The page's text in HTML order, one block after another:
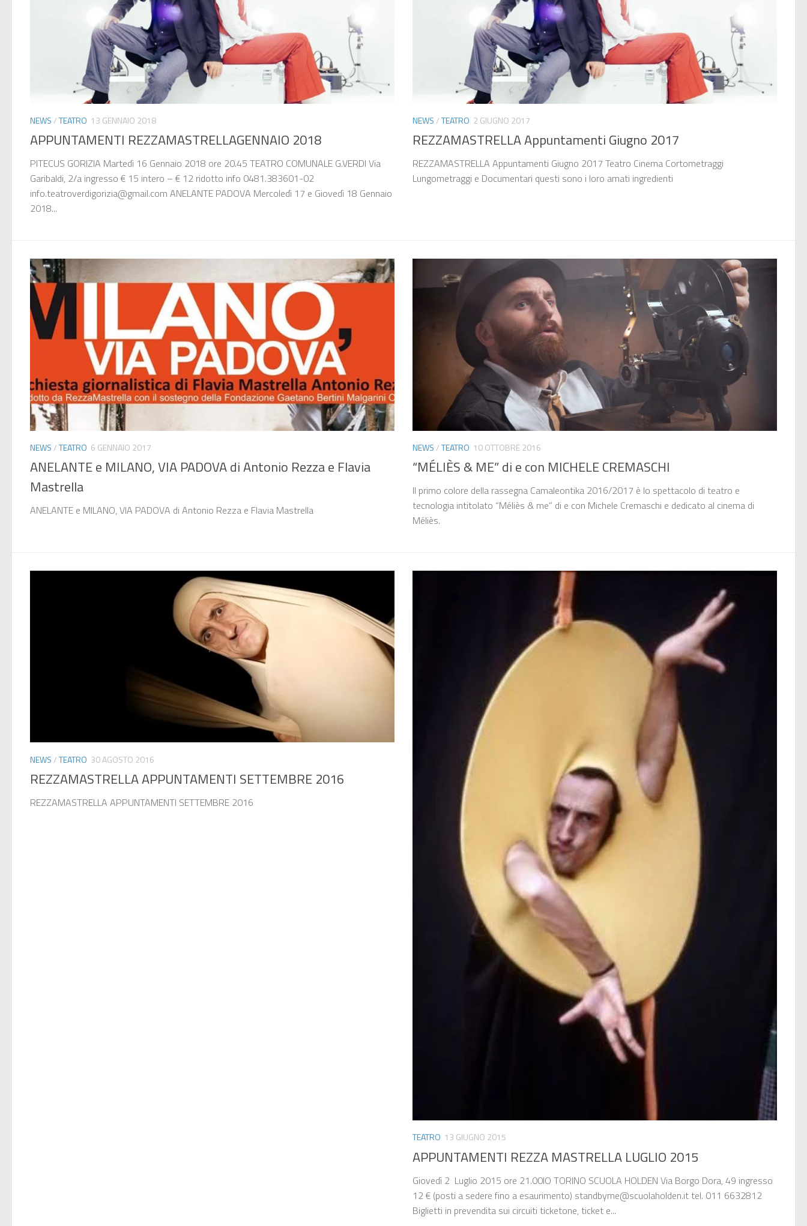
NEWS/TEATRO 13 GENNAIO 2018
APPUNTAMENTI REZZAMASTRELLAGENNAIO 2018
PITECUS GORIZIA Martedì 16 Gennaio 2018 ore 20.45 TEATRO COMUNALE G.VERDI Via
Garibaldi, 2/a ingresso € 15 intero – € 12 ridotto info 0481.383601-02
info.teatroverdigorizia@gmail.com ANELANTE PADOVA Mercoledì 17 e Giovedì 18 Gennaio
2018...
NEWS/TEATRO 2 GIUGNO 2017
REZZAMASTRELLA Appuntamenti Giugno 2017
REZZAMASTRELLA Appuntamenti Giugno 2017 Teatro Cinema Cortometraggi
Lungometraggi e Documentari questi sono i loro amati ingredienti
NEWS/TEATRO 6 GENNAIO 2017
ANELANTE e MILANO, VIA PADOVA di Antonio Rezza e Flavia
Mastrella
ANELANTE e MILANO, VIA PADOVA di Antonio Rezza e Flavia Mastrella
NEWS/TEATRO 10 OTTOBRE 2016
“MÉLIÈS & ME” di e con MICHELE CREMASCHI
Il primo colore della rassegna Camaleontika 2016/2017 è lo spettacolo di teatro e
tecnologia intitolato “Méliès & me” di e con Michele Cremaschi e dedicato al cinema di
Méliès.
NEWS/TEATRO 30 AGOSTO 2016
REZZAMASTRELLA APPUNTAMENTI SETTEMBRE 2016
REZZAMASTRELLA APPUNTAMENTI SETTEMBRE 2016
TEATRO 13 GIUGNO 2015
APPUNTAMENTI​ REZZA MASTRELLA LUGLIO 2015
Giovedì 2 Luglio 2015 ore 21.00IO TORINO SCUOLA HOLDEN Via Borgo Dora, 49 ingresso
12 € (posti a sedere fino a esaurimento) standbyme@scuolaholden.it tel. 011 6632812
Biglietti in prevendita sui circuiti ticketone, ticket e...